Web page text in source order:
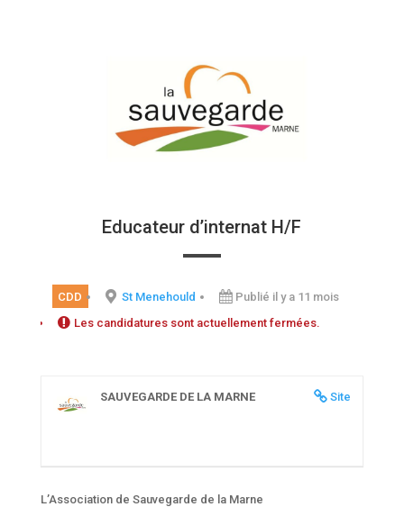
Educateur d’internat H/F
CDD St Menehould
Publié il y a 11 mois
Les candidatures sont actuellement fermées.
Site
SAUVEGARDE DE LA MARNE
L’Association de Sauvegarde de la Marne